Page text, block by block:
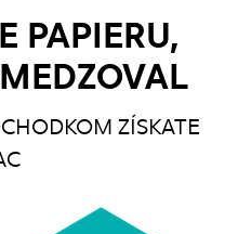
PAPIERU,
ZÍSKATE